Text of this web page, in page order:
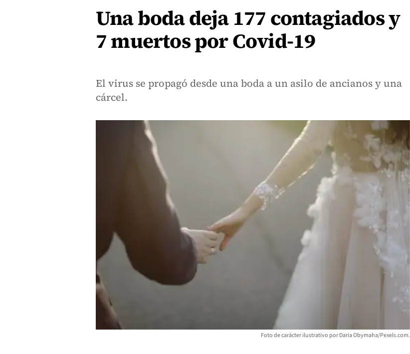
Una boda deja 177 contagiados y
7 muertos por Covid-19
El virus se propagó desde una boda a un asilo de ancianos y una
cárcel.
Foto de carácter ilustrativo por Daria Obymaha/Pexels.com.